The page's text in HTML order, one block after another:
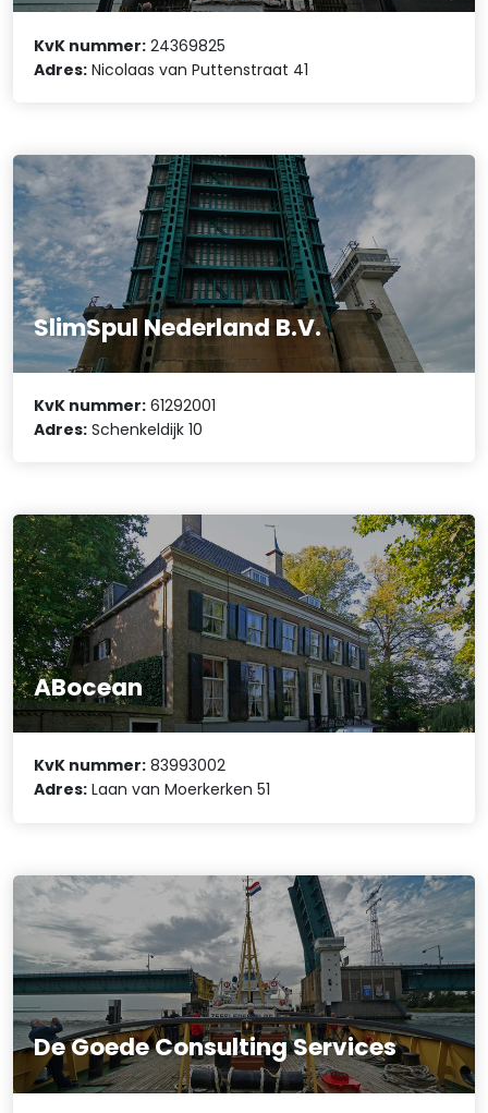
KvK nummer: 24369825
Adres: Nicolaas van Puttenstraat 41
SlimSpul Nederland B.V.
KvK nummer: 61292001
Adres: Schenkeldijk 10
ABocean
KvK nummer: 83993002
Adres: Laan van Moerkerken 51
De Goede Consulting Services